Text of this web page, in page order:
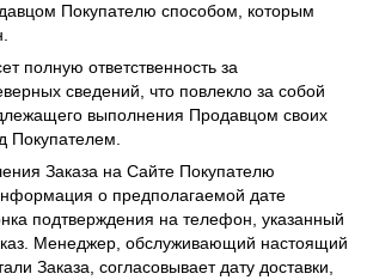
Покупателю способом, которым
полную ответственность за
сведений, что повлекло за собой
выполнения Продавцом своих
Покупателем.
Заказа на Сайте Покупателю
о предполагаемой дате
подтверждения на телефон, указанный
Менеджер, обслуживающий настоящий
Заказа, согласовывает дату доставки,